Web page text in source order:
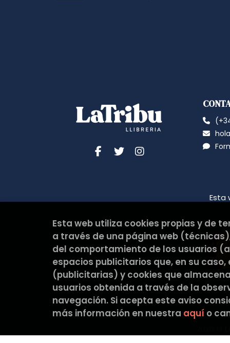
Esta
Esta web utiliza cookies propias y de
a través de una página web
del comportamiento de los usuarios
espacios publicitarios que, en su
(publicitarias) y cookies que
usuarios obtenida a través de la
navegación. Si acepta este aviso
más información en nuestra aquí o